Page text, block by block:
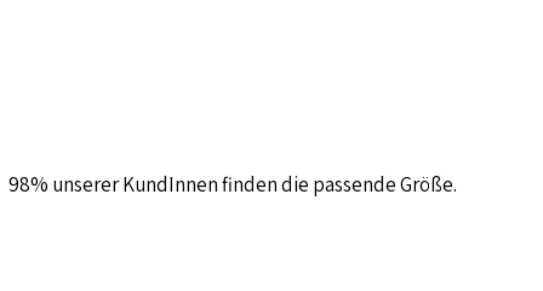
98% unserer KundInnen finden die passende Größe.